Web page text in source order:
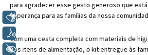
para agradecer esse gesto generoso que
esperança para as famílias da nossa
Com uma cesta completa com materiais de
dos itens de alimentação, o kit entregue às
Libras
+ Acessibilidade